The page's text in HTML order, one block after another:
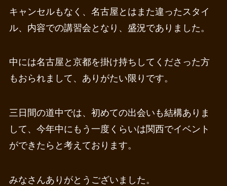
キャンセルもなく、名古屋とはまた違ったスタイ
ル、内容での講習会となり、盛況でありました。
中には名古屋と京都を掛け持ちしてくださった方
もおられまして、ありがたい限りです。
三日間の道中では、初めての出会いも結構ありま
して、今年中にもう一度くらいは関西でイベント
ができたらと考えております。
みなさんありがとうございました。